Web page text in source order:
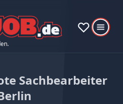
Sachbearbeiter